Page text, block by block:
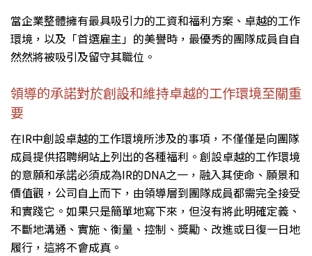
當企業整體擁有最具吸引力的工資和福利方案、卓越的工作
環境，以及「首選雇主」的美譽時，最優秀的團隊成員自自
然然將被吸引及留守其職位。
領導的承諾對於創設和維持卓越的工作環境至關重
要
在IR中創設卓越的工作環境所涉及的事項，不僅僅是向團隊
成員提供招聘網站上列出的各種福利。創設卓越的工作環境
的意願和承諾必須成為IR的DNA之一，融入其使命、願景和
價值觀，公司自上而下，由領導層到團隊成員都需完全接受
和實踐它。如果只是簡單地寫下來，但沒有將此明確定義、
不斷地溝通、實施、衡量、控制、獎勵、改進或日復一日地
履行，這將不會成真。